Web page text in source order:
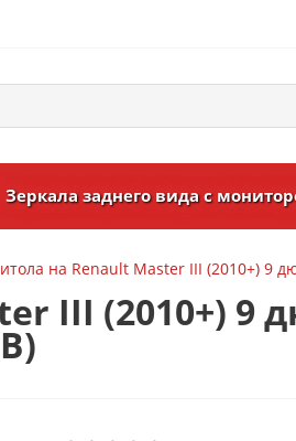
Зеркала заднего вида с
на Renault Master III (2010+) 9
III (2010+) 9